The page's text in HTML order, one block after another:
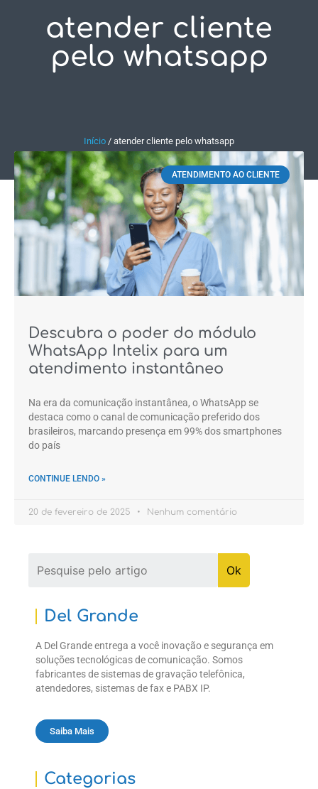
Fale Conosco
atender cliente
pelo whatsapp
Início / atender cliente pelo whatsapp
ATENDIMENTO AO CLIENTE
Descubra o poder do módulo
WhatsApp Intelix para um
atendimento instantâneo
Na era da comunicação instantânea, o WhatsApp se
destaca como o canal de comunicação preferido dos
brasileiros, marcando presença em 99% dos smartphones
do país
CONTINUE LENDO »
20 de fevereiro de 2025 Nenhum comentário
Del Grande
A Del Grande entrega a você inovação e segurança em
soluções tecnológicas de comunicação. Somos
fabricantes de sistemas de gravação telefônica,
atendedores, sistemas de fax e PABX IP.
Saiba Mais
Categorias